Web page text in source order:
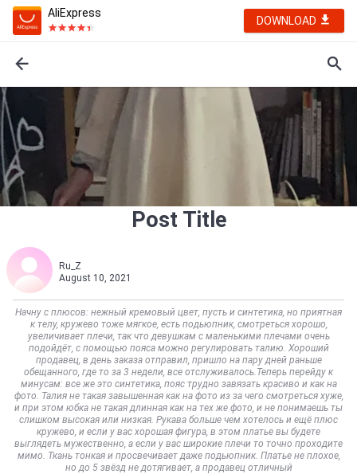
AliExpress
DOWNLOAD
Post Title
Ru_Z
August 10, 2021
Начну с плюсов: нежный кремовый цвет, пусть и синтетика, но приятная
к телу, кружево тоже мягкое, есть подьюпник, смотреться хорошо,
увеличивает плечи, так что девушкам с маленькими плечами очень
подойдёт, с помощью пояса можно регулировать талию. Хороший
продавец, в день заказа отправил, пришло на пару дней раньше
обещанного, где то за 3 недели, все отслуживалось.Теперь перейду к
минусам: все же это синтетика, пояс трудно завязать красиво и как на
фото. Талия не такая завышенная как на фото из за чего смотреться хуже,
и при этом юбка не такая длинная как на тех же фото, и не понимаешь ты
слишком высокая или низкая. Рукава больше чем хотелось и ещё плюс
кружево, и если у вас хорошая фигура, в этом платье вы будете
выглядеть мужественно, а если у вас широкие плечи то точно проходите
мимо. Ткань тонкая и просвечивает даже подьюпник. Платье не плохое,
но до 5 звёзд не дотягивает, а продавец отличный